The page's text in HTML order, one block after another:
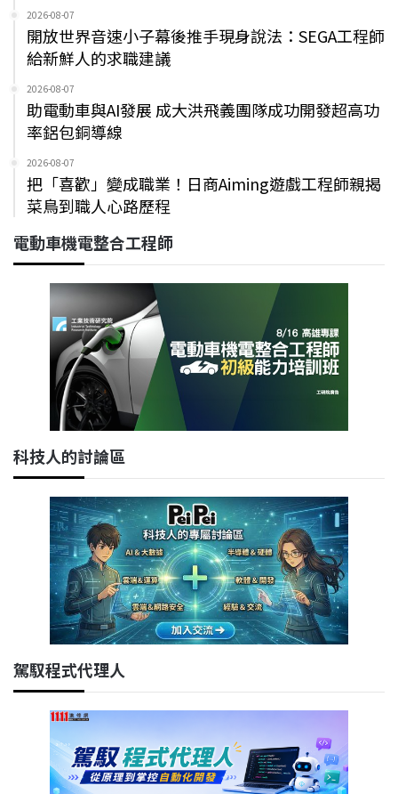
2026-08-07
開放世界音速小子幕後推手現身說法：SEGA工程師
給新鮮人的求職建議
2026-08-07
助電動車與AI發展 成大洪飛義團隊成功開發超高功
率鋁包銅導線
2026-08-07
把「喜歡」變成職業！日商Aiming遊戲工程師親揭
菜鳥到職人心路歷程
電動車機電整合工程師
科技人的討論區
駕馭程式代理人